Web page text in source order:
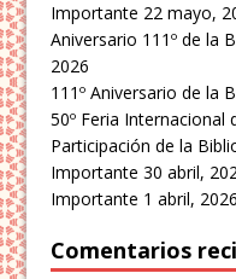
Importante 22 mayo,
Aniversario 111º de la
2026
111º Aniversario de la
50º Feria Internacional
Participación de la
Importante 30 abril,
Importante 1 abril, 2026
Comentarios